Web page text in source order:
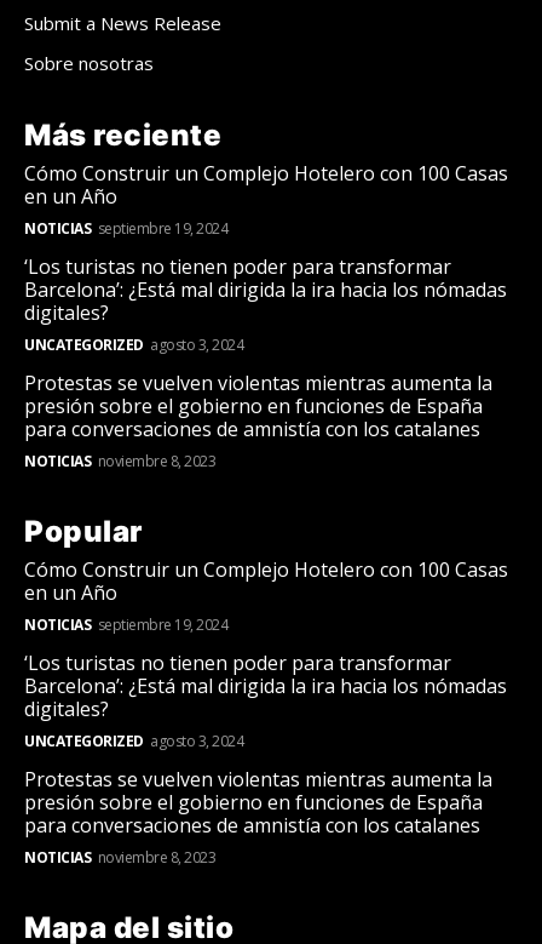
Submit a News Release
Sobre nosotras
Más reciente
Cómo Construir un Complejo Hotelero con 100 Casas
en un Año
NOTICIAS septiembre 19, 2024
‘Los turistas no tienen poder para transformar
Barcelona’: ¿Está mal dirigida la ira hacia los nómadas
digitales?
UNCATEGORIZED agosto 3, 2024
Protestas se vuelven violentas mientras aumenta la
presión sobre el gobierno en funciones de España
para conversaciones de amnistía con los catalanes
NOTICIAS noviembre 8, 2023
Popular
Cómo Construir un Complejo Hotelero con 100 Casas
en un Año
NOTICIAS septiembre 19, 2024
‘Los turistas no tienen poder para transformar
Barcelona’: ¿Está mal dirigida la ira hacia los nómadas
digitales?
UNCATEGORIZED agosto 3, 2024
Protestas se vuelven violentas mientras aumenta la
presión sobre el gobierno en funciones de España
para conversaciones de amnistía con los catalanes
NOTICIAS noviembre 8, 2023
Mapa del sitio